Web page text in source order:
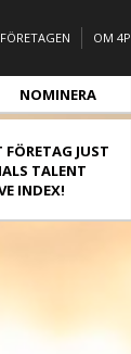
OM 4P
NOMINERA
FÖRETAG JUST
TALENT
INDEX!